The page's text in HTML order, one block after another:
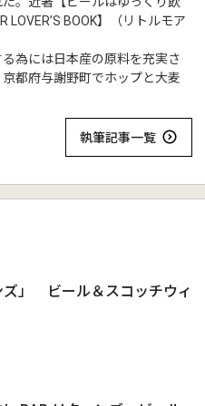
BOOK】（リトルモア
為には日本産の原料を充実さ
都府与謝野町でホップと大麦
執筆記事一覧
」 ビール＆スコッチウィ